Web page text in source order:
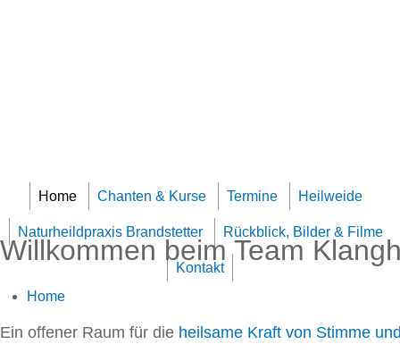
Home Chanten & Kurse Termine Heilweide
Naturheildpraxis Brandstetter Rückblick, Bilder & Filme
Kontakt
Willkommen beim Team
Home
Ein offener Raum für die heilsame Kraft von Stimme